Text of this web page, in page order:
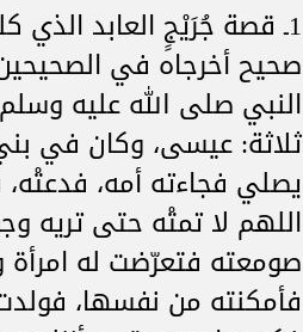
1ـ قصة جُرَيْجٍ العابد
صحيح أخرجاه في
النبي صلى الله عليه
ثلاثة: عيسى، وكان في
يصلي فجاءته أمه،
اللهم لا تمتْه حتى تريه
صومعته فتعرّضت له امرأة
فأمكنته من نفسها،